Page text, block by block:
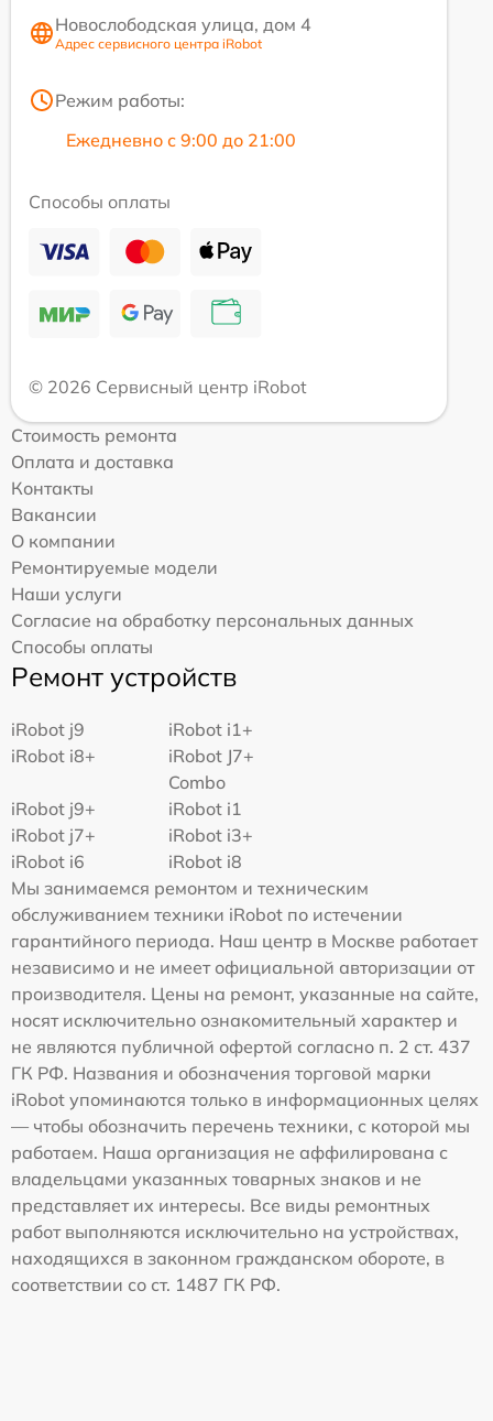
Новослободская улица, дом 4
Адрес сервисного центра iRobot
Режим работы:
Ежедневно с 9:00 до 21:00
Способы оплаты
© 2026 Сервисный центр iRobot
Стоимость ремонта
Оплата и доставка
Контакты
Вакансии
О компании
Ремонтируемые модели
Наши услуги
Согласие на обработку персональных данных
Способы оплаты
Ремонт устройств
iRobot j9
iRobot i1+
iRobot i8+
iRobot J7+
Combo
iRobot j9+
iRobot i1
iRobot j7+
iRobot i3+
iRobot i6
iRobot i8
Мы занимаемся ремонтом и техническим
обслуживанием техники iRobot по истечении
гарантийного периода. Наш центр в Москве работает
независимо и не имеет официальной авторизации от
производителя. Цены на ремонт, указанные на сайте,
носят исключительно ознакомительный характер и
не являются публичной офертой согласно п. 2 ст. 437
ГК РФ. Названия и обозначения торговой марки
iRobot упоминаются только в информационных целях
— чтобы обозначить перечень техники, с которой мы
работаем. Наша организация не аффилирована с
владельцами указанных товарных знаков и не
представляет их интересы. Все виды ремонтных
работ выполняются исключительно на устройствах,
находящихся в законном гражданском обороте, в
соответствии со ст. 1487 ГК РФ.